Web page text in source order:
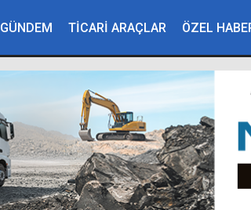
GÜNDEM TİCARİ ARAÇLAR ÖZEL